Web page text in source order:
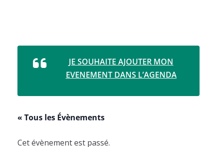
JE SOUHAITE AJOUTER MON
EVENEMENT DANS L’AGENDA
« Tous les Évènements
Cet évènement est passé.